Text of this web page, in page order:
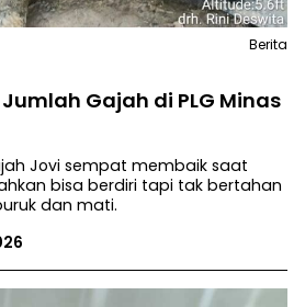
Gajah di PLG Minas
Jovi sempat membaik saat
bisa berdiri tapi tak bertahan
dan mati.
Berita